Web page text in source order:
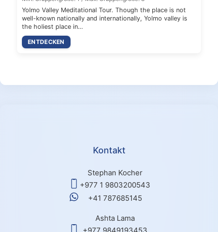
Yolmo Valley Meditational Tour. Though the place is not
well-known nationally and internationally, Yolmo valley is
the holiest place in…
ENTDECKEN
Kontakt
Stephan Kocher
+977 1 9803200543
+41 787685145
Ashta Lama
+977 9849193453